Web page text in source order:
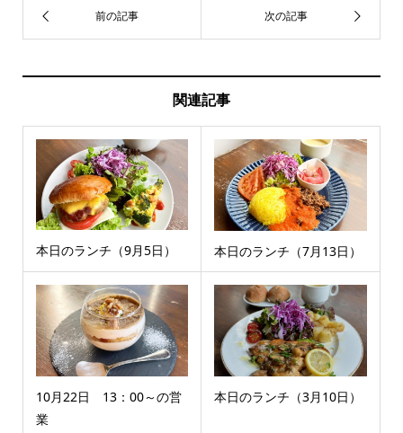
関連記事
本日のランチ（9月5日） 本日のランチ（7月13日）
10月22日 13：00～の営
業
本日のランチ（3月10日）